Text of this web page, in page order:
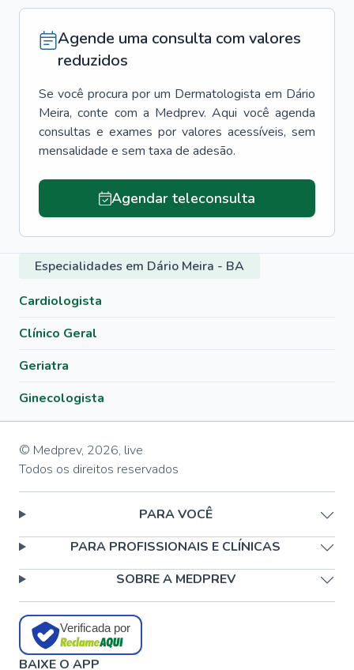
Agende uma consulta com valores
reduzidos
Se você procura por um Dermatologista em Dário
Meira, conte com a Medprev. Aqui você agenda
consultas e exames por valores acessíveis, sem
mensalidade e sem taxa de adesão.
Agendar teleconsulta
Especialidades em Dário Meira - BA
Cardiologista
Clínico Geral
Geriatra
Ginecologista
© Medprev, 2026, live
Todos os direitos reservados
PARA VOCÊ
PARA PROFISSIONAIS E CLÍNICAS
SOBRE A MEDPREV
Verificada por
BAIXE O APP